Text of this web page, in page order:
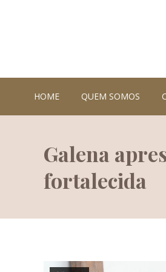
HOME QUEM SOMOS
Galena
fortalecida